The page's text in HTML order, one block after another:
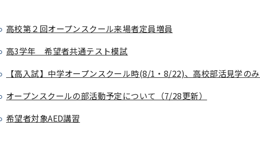
高校第２回オープンスクール来場者定員増員
高3学年 希望者共通テスト模試
【高入試】中学オープンスクール時(8/1・8/22)、高校部活見学の
オープンスクールの部活動予定について（7/28更新）
希望者対象AED講習